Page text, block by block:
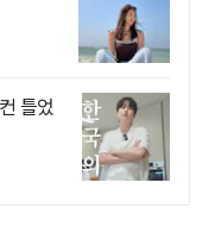
틀었